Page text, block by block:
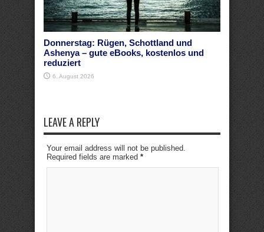
Donnerstag: Rügen, Schottland und
Ashenya – gute eBooks, kostenlos und
reduziert
6. August 2026
LEAVE A REPLY
Your email address will not be published.
Required fields are marked *